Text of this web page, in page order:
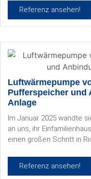
Referenz ansehen!
Luftwärmepumpe
Pufferspeicher und
Anlage
Im Januar 2025 wandte
an uns, ihr
einen großen Schritt in
Referenz ansehen!